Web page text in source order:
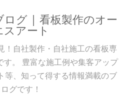
ログ | 看板製作のオー
スアート
！自社製作・自社施工の看板専
す。 豊富な施工例や集客アップ
等、知って得する情報満載のブ
ログです！